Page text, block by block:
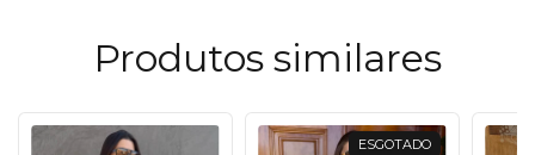
Produtos similares
ESGOTADO